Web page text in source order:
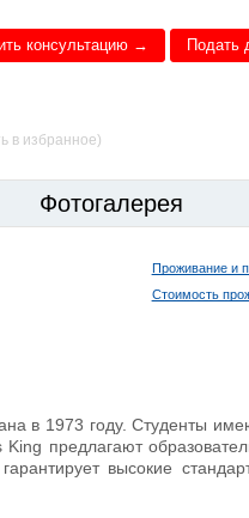
консультацию → Подать
в избранное)
Фотогалерея
Проживание и
Стоимость
в 1973 году. Студенты
предлагают
высокие